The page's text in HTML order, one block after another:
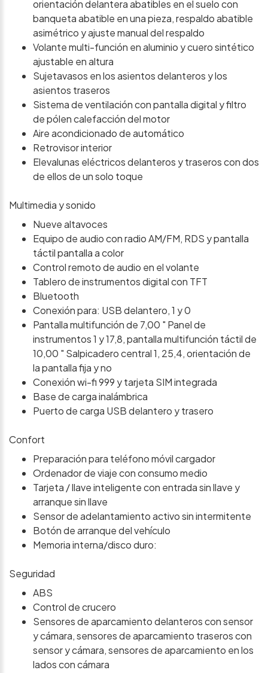
orientación delantera abatibles en el suelo con
banqueta abatible en una pieza, respaldo abatible
asimétrico y ajuste manual del respaldo
Volante multi-función en aluminio y cuero sintético
ajustable en altura
Sujetavasos en los asientos delanteros y los
asientos traseros
Sistema de ventilación con pantalla digital y filtro
de pólen calefacción del motor
Aire acondicionado de automático
Retrovisor interior
Elevalunas eléctricos delanteros y traseros con dos
de ellos de un solo toque
Multimedia y sonido
Nueve altavoces
Equipo de audio con radio AM/FM, RDS y pantalla
táctil pantalla a color
Control remoto de audio en el volante
Tablero de instrumentos digital con TFT
Bluetooth
Conexión para: USB delantero, 1 y 0
Pantalla multifunción de 7,00 " Panel de
instrumentos 1 y 17,8, pantalla multifunción táctil de
10,00 " Salpicadero central 1, 25,4, orientación de
la pantalla fija y no
Conexión wi-fi 999 y tarjeta SIM integrada
Base de carga inalámbrica
Puerto de carga USB delantero y trasero
Confort
Preparación para teléfono móvil cargador
Ordenador de viaje con consumo medio
Tarjeta / llave inteligente con entrada sin llave y
arranque sin llave
Sensor de adelantamiento activo sin intermitente
Botón de arranque del vehículo
Memoria interna/disco duro:
Seguridad
ABS
Control de crucero
Sensores de aparcamiento delanteros con sensor
y cámara, sensores de aparcamiento traseros con
sensor y cámara, sensores de aparcamiento en los
lados con cámara